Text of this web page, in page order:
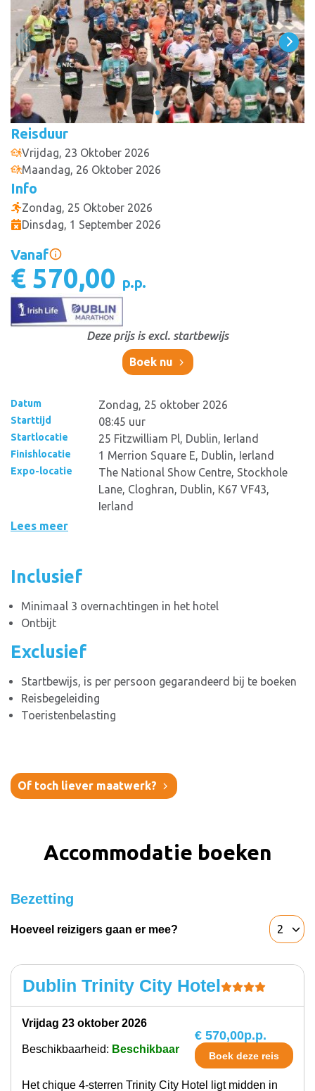
Reisduur
Vrijdag, 23 Oktober 2026
Maandag, 26 Oktober 2026
Info
Zondag, 25 Oktober 2026
Dinsdag, 1 September 2026
Vanaf
€ 570,00 p.p.
Deze prijs is excl. startbewijs
Boek nu
Datum Zondag, 25 oktober 2026
Starttijd 08:45 uur
Startlocatie 25 Fitzwilliam Pl, Dublin, Ierland
Finishlocatie 1 Merrion Square E, Dublin, Ierland
Expo-locatie
The National Show Centre, Stockhole
Lane, Cloghran, Dublin, K67 VF43,
Ierland
Lees meer
Inclusief
Minimaal 3 overnachtingen in het hotel
Ontbijt
Exclusief
Startbewijs, is per persoon gegarandeerd bij te boeken
Reisbegeleiding
Toeristenbelasting
Of toch liever maatwerk?
Accommodatie boeken
Bezetting
Hoeveel reizigers gaan er mee?
Dublin Trinity City Hotel
vrijdag 23 oktober 2026
Beschikbaarheid: Beschikbaar
€ 570,00p.p.
Boek deze reis
Het chique 4-sterren Trinity City Hotel ligt midden in